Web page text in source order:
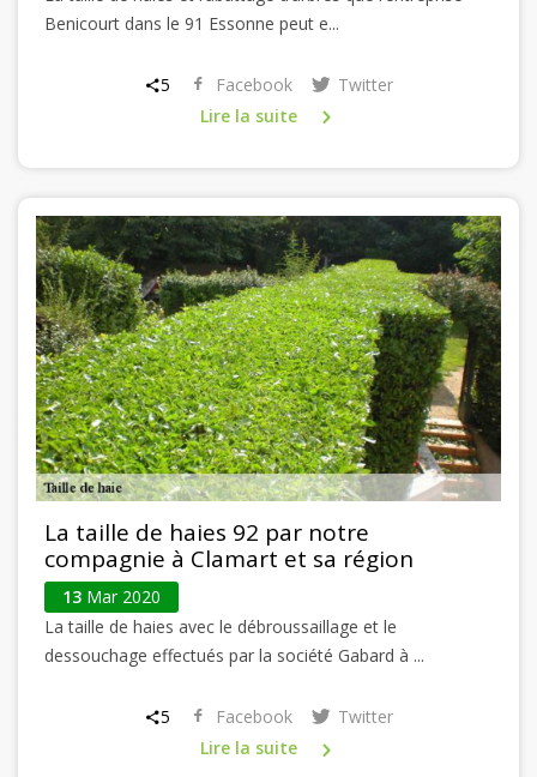
Benicourt dans le 91 Essonne peut e...
5 Facebook
Twitter
Lire la suite
La taille de haies 92 par notre
compagnie à Clamart et sa région
13 Mar 2020
La taille de haies avec le débroussaillage et le
dessouchage effectués par la société Gabard à ...
5 Facebook
Twitter
Lire la suite